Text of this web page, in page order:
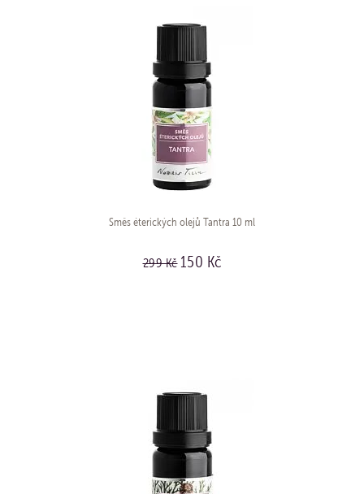
Směs éterických olejů Tantra 10 ml
299 Kč 150 Kč